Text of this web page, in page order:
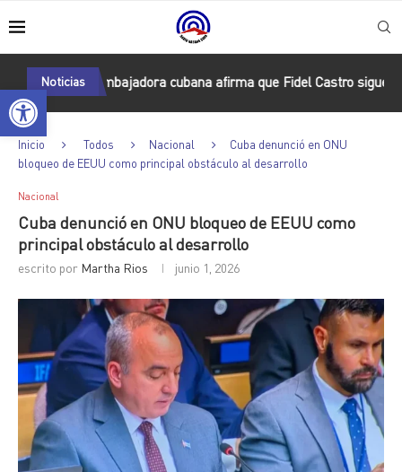
Abrir barra de herramientas
Noticias
Embajadora cubana afirma que Fidel Castro sigue
Inicio Todos Nacional
Cuba denunció en ONU
bloqueo de EEUU como principal obstáculo al desarrollo
Nacional
Cuba denunció en ONU bloqueo de EEUU como
principal obstáculo al desarrollo
escrito por Martha Rios junio 1, 2026